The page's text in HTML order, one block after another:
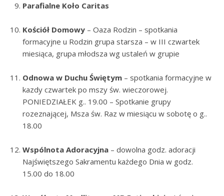
Parafialne Koło Caritas
Kościół Domowy – Oaza Rodzin – spotkania
formacyjne u Rodzin grupa starsza – w III czwartek
miesiąca, grupa młodsza wg ustaleń w grupie
Odnowa w Duchu Świętym – spotkania formacyjne w
kazdy czwartek po mszy św. wieczorowej.
PONIEDZIAŁEK g.. 19.00 – Spotkanie grupy
rozeznającej, Msza św. Raz w miesiącu w sobotę o g..
18.00
Wspólnota Adoracyjna – dowolna godz. adoracji
Najświętszego Sakramentu każdego Dnia w godz.
15.00 do 18.00